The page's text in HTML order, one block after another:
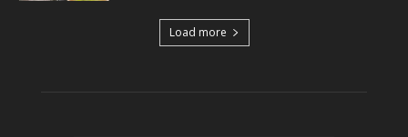
Load more